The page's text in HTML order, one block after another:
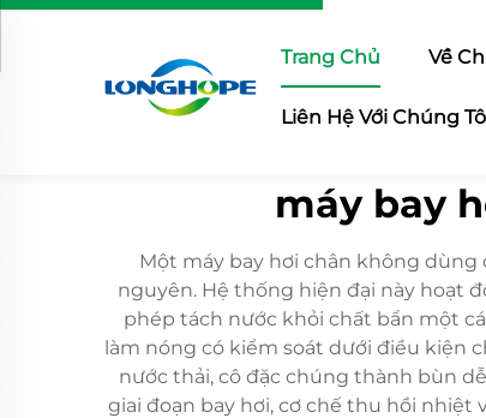
Trang Chủ Về
Liên Hệ Với Chúng
máy bay
Một máy bay hơi chân không
nguyên. Hệ thống hiện đại này hoạt
phép tách nước khỏi chất bẩn một
làm nóng có kiểm soát dưới điều kiện
nước thải, cô đặc chúng thành bùn
giai đoạn bay hơi, cơ chế thu hồi